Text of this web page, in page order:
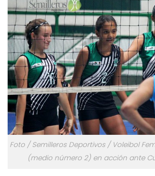
Foto / Semilleros Deportivos / Voleibol
(medio número 2) en acción ante